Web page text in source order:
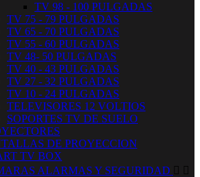
TV 98 - 100 PULGADAS
TV 75 - 79 PULGADAS
TV 65 - 70 PULGADAS
TV 55 - 60 PULGADAS
TV 48- 50 PULGADAS
TV 40 - 43 PULGADAS
TV 27 - 32 PULGADAS
TV 10 - 24 PULGADAS
TELEVISORES 12 VOLTIOS
SOPORTES TV DE SUELO
DE PROYECCION
TV BOX
ALARMAS Y SEGURIDAD  